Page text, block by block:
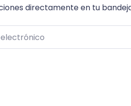
directamente en tu